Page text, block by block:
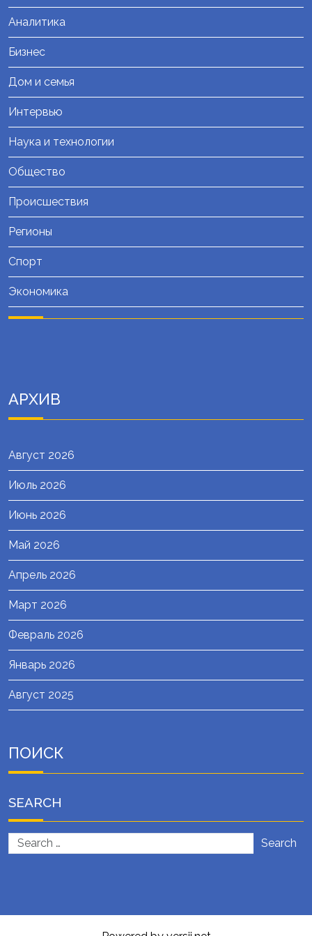
Аналитика
Бизнес
Дом и семья
Интервью
Наука и технологии
Общество
Происшествия
Регионы
Спорт
Экономика
АРХИВ
Август 2026
Июль 2026
Июнь 2026
Май 2026
Апрель 2026
Март 2026
Февраль 2026
Январь 2026
Август 2025
ПОИСК
SEARCH
Search